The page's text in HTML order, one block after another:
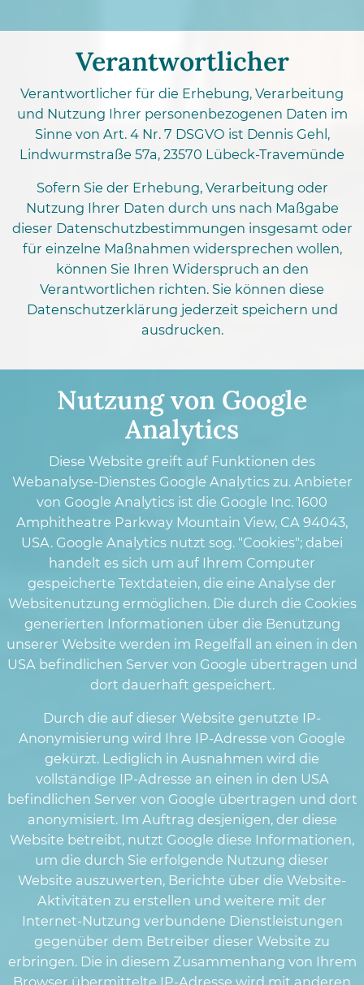
Verantwortlicher
Verantwortlicher für die Erhebung, Verarbeitung
und Nutzung Ihrer personenbezogenen Daten im
Sinne von Art. 4 Nr. 7 DSGVO ist Dennis Gehl,
Lindwurmstraße 57a, 23570 Lübeck-Travemünde
Sofern Sie der Erhebung, Verarbeitung oder
Nutzung Ihrer Daten durch uns nach Maßgabe
dieser Datenschutzbestimmungen insgesamt oder
für einzelne Maßnahmen widersprechen wollen,
können Sie Ihren Widerspruch an den
Verantwortlichen richten. Sie können diese
Datenschutzerklärung jederzeit speichern und
ausdrucken.
Nutzung von Google
Analytics
Diese Website greift auf Funktionen des
Webanalyse-Dienstes Google Analytics zu. Anbieter
von Google Analytics ist die Google Inc. 1600
Amphitheatre Parkway Mountain View, CA 94043,
USA. Google Analytics nutzt sog. "Cookies"; dabei
handelt es sich um auf Ihrem Computer
gespeicherte Textdateien, die eine Analyse der
Websitenutzung ermöglichen. Die durch die Cookies
generierten Informationen über die Benutzung
unserer Website werden im Regelfall an einen in den
USA befindlichen Server von Google übertragen und
dort dauerhaft gespeichert.
Durch die auf dieser Website genutzte IP-
Anonymisierung wird Ihre IP-Adresse von Google
gekürzt. Lediglich in Ausnahmen wird die
vollständige IP-Adresse an einen in den USA
befindlichen Server von Google übertragen und dort
anonymisiert. Im Auftrag desjenigen, der diese
Website betreibt, nutzt Google diese Informationen,
um die durch Sie erfolgende Nutzung dieser
Website auszuwerten, Berichte über die Website-
Aktivitäten zu erstellen und weitere mit der
Internet-Nutzung verbundene Dienstleistungen
gegenüber dem Betreiber dieser Website zu
erbringen. Die in diesem Zusammenhang von Ihrem
Browser übermittelte IP-Adresse wird mit anderen